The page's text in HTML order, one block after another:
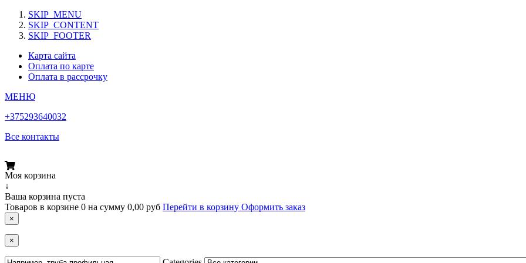
SKIP_MENU
SKIP_CONTENT
SKIP_FOOTER
Карта сайта
Оплата по карте
Оплата в рассрочку
МЕНЮ
+375293640032
Все контакты
Моя корзина
↓
Ваша корзина пуста
Товаров в корзине 0 на сумму 0,00 руб Перейти в корзину Оформить заказ
×
×